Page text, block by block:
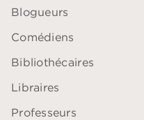
Blogueurs
Comédiens
Bibliothécaires
Libraires
Professeurs